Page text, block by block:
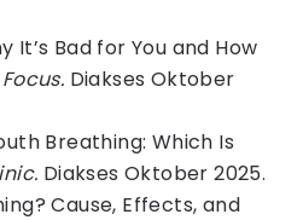
It’s Bad for You and How
Diakses Oktober
Breathing: Which Is
Diakses Oktober 2025.
Cause, Effects, and